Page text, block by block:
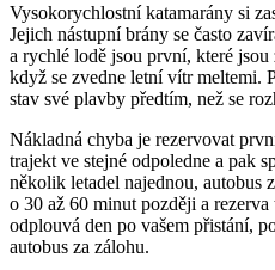
Vysokorychlostní katamarány si
Jejich nástupní brány se často
a rychlé lodě jsou první, které jsou
když se zvedne letní vítr meltemi.
stav své plavby předtím, než se
Nákladná chyba je rezervovat
trajekt ve stejné odpoledne a pak
několik letadel najednou, autobus
o 30 až 60 minut později a
odplouvá den po vašem přistání,
autobus za zálohu.